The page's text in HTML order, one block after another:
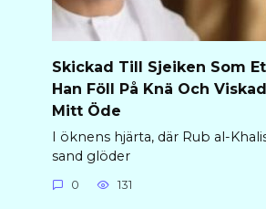
Skickad Till Sjeiken Som
Han Föll På Knä Och
Mitt Öde
I öknens hjärta, där Rub al-
sand glöder
0 131